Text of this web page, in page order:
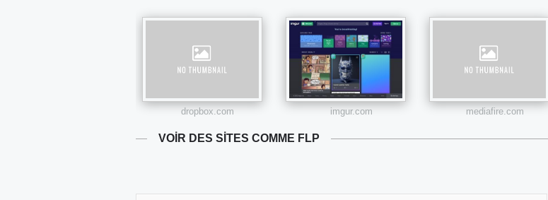
dropbox.com imgur.com mediafire.com
VOIR DES SITES COMME FLP